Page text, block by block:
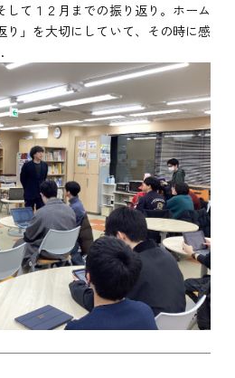
して１２月までの振り返り。ホーム
り」を大切にしていて、その時に感